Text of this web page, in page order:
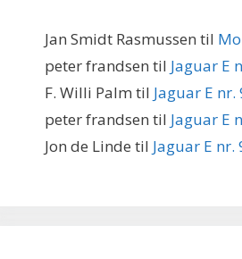
Jan Smidt Rasmussen til
peter frandsen til Jaguar E
F. Willi Palm til Jaguar E
peter frandsen til Jaguar E
Jon de Linde til Jaguar E nr.